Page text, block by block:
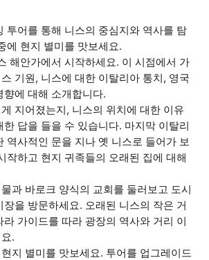
투어를 통해 니스의 중심지와 역사를 탐
에 현지 별미를 맛보세요.
해안가에서 시작하세요. 이 시점에서 가
기원, 니스에 대한 이탈리아 통치, 영국
에 대해 소개합니다.
지어졌는지, 니스의 위치에 대한 이유
답을 들을 수 있습니다. 마지막 이탈리
역사적인 문을 지나 옛 니스로 들어가 보
작하고 현지 귀족들의 오래된 집에 대해
과 바로크 양식의 교회를 둘러보고 도시
을 방문하세요. 오래된 니스의 작은 거
가이드를 따라 광장의 역사와 거리 이
.
지 별미를 맛보세요. 투어를 업그레이드